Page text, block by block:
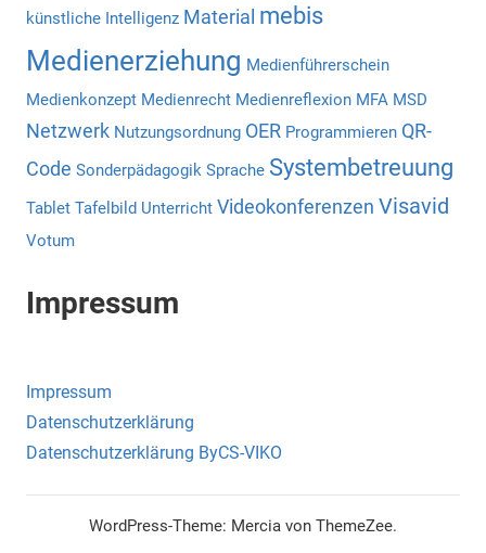
künstliche Intelligenz Material mebis
Medienerziehung Medienführerschein
Medienkonzept Medienrecht Medienreflexion MFA MSD
Netzwerk Nutzungsordnung OER Programmieren QR-
Code Sonderpädagogik Sprache Systembetreuung
Tablet Tafelbild Unterricht Videokonferenzen Visavid
Votum
Impressum
Impressum
Datenschutzerklärung
Datenschutzerklärung ByCS-VIKO
WordPress-Theme: Mercia von ThemeZee.